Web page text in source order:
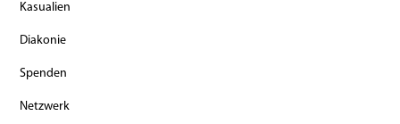
Kasualien
Diakonie
Spenden
Netzwerk